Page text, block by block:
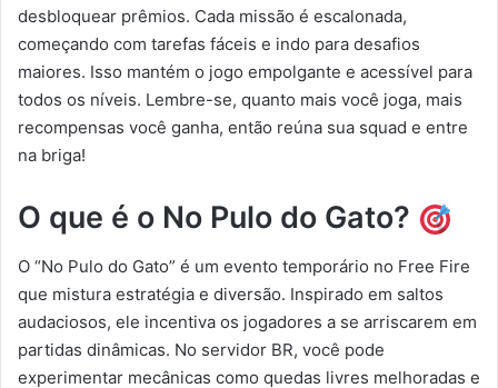
desbloquear prêmios. Cada missão é escalonada,
começando com tarefas fáceis e indo para desafios
maiores. Isso mantém o jogo empolgante e acessível para
todos os níveis. Lembre-se, quanto mais você joga, mais
recompensas você ganha, então reúna sua squad e entre
na briga!
O que é o No Pulo do Gato?
O “No Pulo do Gato” é um evento temporário no Free Fire
que mistura estratégia e diversão. Inspirado em saltos
audaciosos, ele incentiva os jogadores a se arriscarem em
partidas dinâmicas. No servidor BR, você pode
experimentar mecânicas como quedas livres melhoradas e